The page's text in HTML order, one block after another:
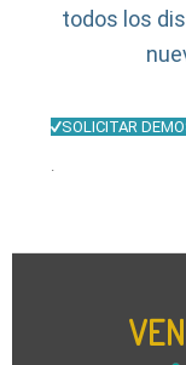
todos los
SOLICITAR
.